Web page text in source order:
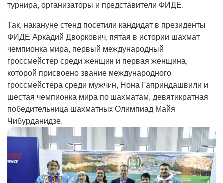
турнира, организаторы и представители ФИДЕ.
Так, накануне стенд посетили кандидат в президенты
ФИДЕ Аркадий Дворкович, пятая в истории шахмат
чемпионка мира, первый международный
гроссмейстер среди женщин и первая женщина,
которой присвоено звание международного
гроссмейстера среди мужчин, Нона Гаприндашвили и
шестая чемпионка мира по шахматам, девятикратная
победительница шахматных Олимпиад Майя
Чибурданидзе.